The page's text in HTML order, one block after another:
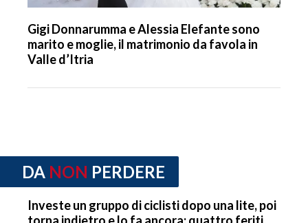
Gigi Donnarumma e Alessia Elefante sono
marito e moglie, il matrimonio da favola in
Valle d’Itria
DA NON PERDERE
Investe un gruppo di ciclisti dopo una lite, poi
torna indietro e lo fa ancora: quattro feriti,